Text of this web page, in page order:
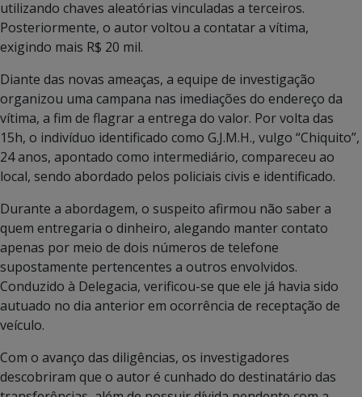
utilizando chaves aleatórias vinculadas a terceiros.
Posteriormente, o autor voltou a contatar a vítima,
exigindo mais R$ 20 mil.
Diante das novas ameaças, a equipe de investigação
organizou uma campana nas imediações do endereço da
vítima, a fim de flagrar a entrega do valor. Por volta das
15h, o indivíduo identificado como G.J.M.H., vulgo “Chiquito”,
24 anos, apontado como intermediário, compareceu ao
local, sendo abordado pelos policiais civis e identificado.
Durante a abordagem, o suspeito afirmou não saber a
quem entregaria o dinheiro, alegando manter contato
apenas por meio de dois números de telefone
supostamente pertencentes a outros envolvidos.
Conduzido à Delegacia, verificou-se que ele já havia sido
autuado no dia anterior em ocorrência de receptação de
veículo.
Com o avanço das diligências, os investigadores
descobriram que o autor é cunhado do destinatário das